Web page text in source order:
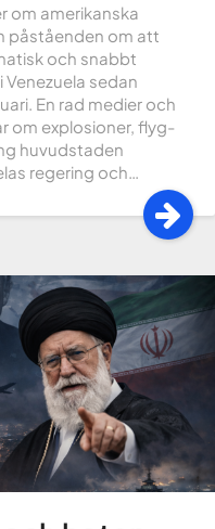
om amerikanska
påståenden om att
och snabbt
sedan
En rad medier och
om explosioner, flyg-
huvudstaden
regering och…